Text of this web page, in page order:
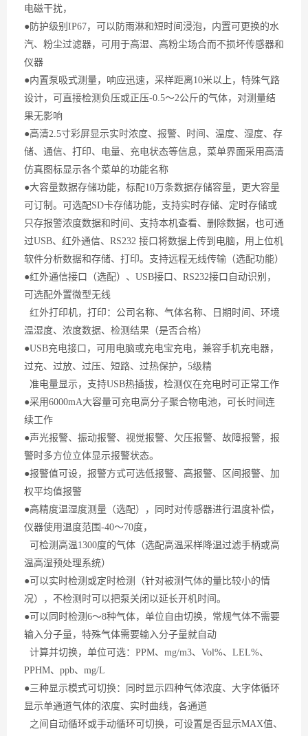
电磁干扰，
●防护级别IP67，可以防雨淋和短时间浸泡，内置可更换的水
汽、粉尘过滤器，可用于高湿、高粉尘场合而不损坏传感器和
仪器
●内置泵吸式测量，响应迅速，采样距离10米以上，特殊气路
设计，可直接检测负压或正压-0.5～2公斤的气体，对测量结
果无影响
●高清2.5寸彩屏显示实时浓度、报警、时间、温度、湿度、存
储、通信、打印、电量、充电状态等信息，菜单界面采用高清
仿真图标显示各个菜单的功能名称
●大容量数据存储功能，标配10万条数据存储容量，更大容量
可订制。可选配SD卡存储功能，支持实时存储、定时存储或
只存报警浓度数据和时间、支持本机查看、删除数据，也可通
过USB、红外通信、RS232 接口将数据上传到电脑，用上位机
软件分析数据和存储、打印。支持远程无线传输（选配功能）
●红外通信接口（选配）、USB接口、RS232接口自动识别，
可选配外置微型无线
红外打印机，打印：公司名称、气体名称、日期时间、环境
温湿度、浓度数据、检测结果（是否合格）
●USB充电接口，可用电脑或充电宝充电，兼容手机充电器，
过充、过放、过压、短路、过热保护，5级精
准电量显示，支持USB热插拔，检测仪在充电时可正常工作
●采用6000mA大容量可充电高分子聚合物电池，可长时间连
续工作
●声光报警、振动报警、视觉报警、欠压报警、故障报警，报
警时多方位立体显示报警状态。
●报警值可设，报警方式可选低报警、高报警、区间报警、加
权平均值报警
●高精度温湿度测量（选配），同时对传感器进行温度补偿，
仪器使用温度范围-40～70度，
可检测 高温1300度的气体（选配高温采样降温过滤手柄或高
温高湿预处理系统）
●可以实时检测或定时检测（针对被测气体的量比较小的情
况），不检测时可以把泵关闭以延长开机时间。
●可以同时检测6～8种气体，单位自由切换，常规气体不需要
输入分子量，特殊气体需要输入分子量就自动
计算并切换，单位可选：PPM、mg/m3、Vol%、LEL%、
PPHM、ppb、mg/L
●三种显示模式可切换：同时显示四种气体浓度、大字体循环
显示单通道气体的浓度、实时曲线，各通道
之间自动循环或手动循环可切换，可设置是否显示MAX值、